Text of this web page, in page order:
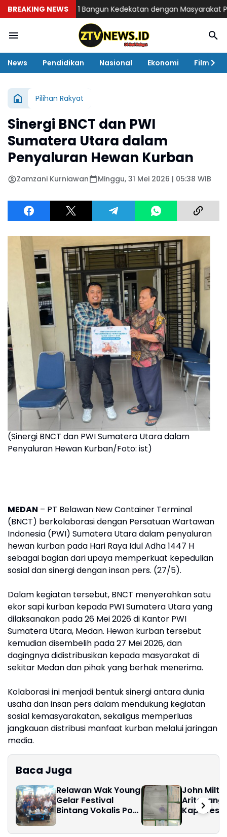
BREAKING NEWS
Kodaeral 1 Bangun Kedekatan dengan Masyarakat Pesisir ‎
News Pendidikan Nasional Ekonomi Film
Pilihan Rakyat
Sinergi BNCT dan PWI
Sumatera Utara dalam
Penyaluran Hewan Kurban
Zamzani Kurniawan Minggu, 31 Mei 2026 | 05:38 WIB
(Sinergi BNCT dan PWI Sumatera Utara dalam
Penyaluran Hewan Kurban/Foto: ist)
MEDAN – PT Belawan New Container Terminal
(BNCT) berkolaborasi dengan Persatuan Wartawan
Indonesia (PWI) Sumatera Utara dalam penyaluran
hewan kurban pada Hari Raya Idul Adha 1447 H
sebagai bagian dari upaya memperkuat kepedulian
sosial dan sinergi dengan insan pers. (27/5).
Dalam kegiatan tersebut, BNCT menyerahkan satu
ekor sapi kurban kepada PWI Sumatera Utara yang
dilaksanakan pada 26 Mei 2026 di Kantor PWI
Sumatera Utara, Medan. Hewan kurban tersebut
kemudian disembelih pada 27 Mei 2026, dan
dagingnya didistribusikan kepada masyarakat di
sekitar Medan dan pihak yang berhak menerima.
Kolaborasi ini menjadi bentuk sinergi antara dunia
usaha dan insan pers dalam mendukung kegiatan
sosial kemasyarakatan, sekaligus memperluas
jangkauan distribusi manfaat kurban melalui jaringan
media.
Baca Juga
Relawan Wak Young
Gelar Festival
Bintang Vokalis Pop
John
Aritonang
Tangkap